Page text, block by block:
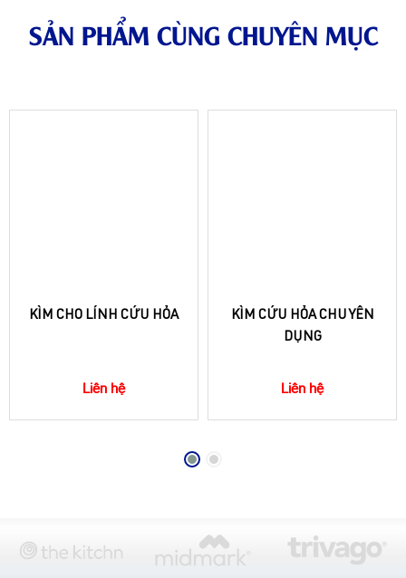
SẢN PHẨM CÙNG CHUYÊN MỤC
KÌM CHO LÍNH CỨU HỎA
Liên hệ
KÌM CỨU HỎA CHUYÊN
DỤNG
Liên hệ